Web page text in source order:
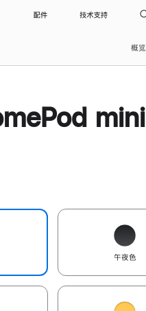
配件 技术支持
概览
mini
午夜色